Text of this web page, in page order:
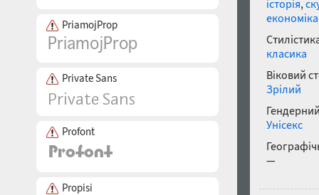
PriamojProp
Private Sans
Profont
Propisi
історія,
економіка
класика
Віковий
Зрілий
Унісекс
—